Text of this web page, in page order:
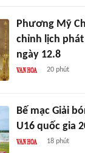
Phương Mỹ
chỉnh lịch
ngày 12.8
20 phút
Bế mạc Giải
U16 quốc gia
18 phút